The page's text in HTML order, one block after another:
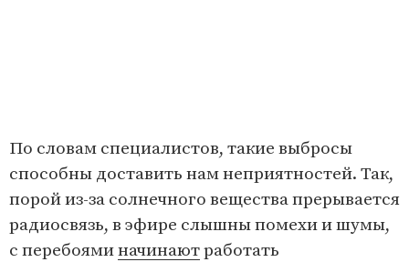
По словам специалистов, такие выбросы
способны доставить нам неприятностей. Так,
порой из-за солнечного вещества прерывается
радиосвязь, в эфире слышны помехи и шумы,
с перебояминачинаютработать